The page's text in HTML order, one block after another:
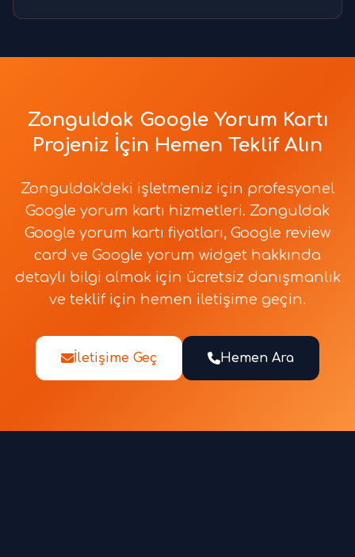
Zonguldak Google Yorum Kartı
Projeniz İçin Hemen Teklif Alın
Zonguldak'deki işletmeniz için profesyonel
Google yorum kartı hizmetleri. Zonguldak
Google yorum kartı fiyatları, Google review
card ve Google yorum widget hakkında
detaylı bilgi almak için ücretsiz danışmanlık
ve teklif için hemen iletişime geçin.
İletişime Geç Hemen Ara